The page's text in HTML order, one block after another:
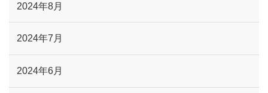
2024年8月
2024年7月
2024年6月